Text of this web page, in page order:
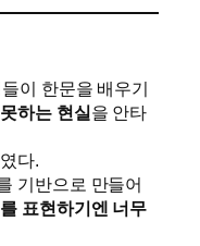
이 한문을 배우기
하는 현실을 안타
다.
기반으로 만들어
표현하기엔 너무